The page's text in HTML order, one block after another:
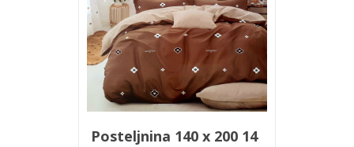
V košarico Hitri ogled
Posteljnina 140 x 200 14